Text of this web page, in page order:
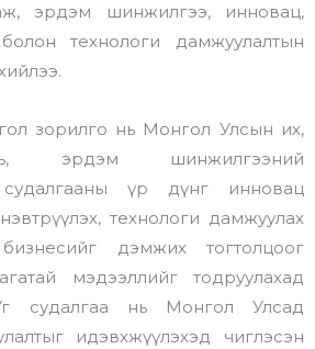
эрдэм шинжилгээ, инновац,
технологи дамжуулалтын
зорилго нь Монгол Улсын их,
эрдэм шинжилгээний
судалгааны үр дүнг инновац
технологи дамжуулах
дэмжих тогтолцоог
мэдээллийг тодруулахад
судалгаа нь Монгол Улсад
идэвхжүүлэхэд чиглэсэн